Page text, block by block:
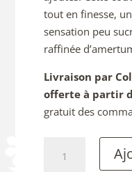
tout en finesse,
sensation peu
raffinée
Livraison par
offerte à partir
gratuit des